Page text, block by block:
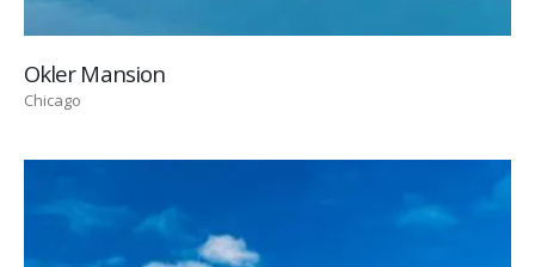
Okler Mansion
Chicago